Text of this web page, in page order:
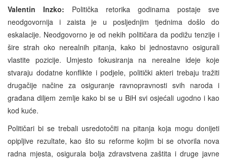
Valentin Inzko: Politička retorika godinama postaje sve
neodgovornija i zaista je u posljednjim tjednima došlo do
eskalacije. Neodgovorno je od nekih političara da podižu tenzije i
šire strah oko nerealnih pitanja, kako bi jednostavno osigurali
vlastite pozicije. Umjesto fokusiranja na nerealne ideje koje
stvaraju dodatne konflikte i podjele, politički akteri trebaju tražiti
drugačije načine za osiguranje ravnopravnosti svih naroda i
građana diljem zemlje kako bi se u BiH svi osjećali ugodno i kao
kod kuće.
Političari bi se trebali usredotočiti na pitanja koja mogu donijeti
opipljive rezultate, kao što su reforme kojim bi se otvorila nova
radna mjesta, osigurala bolja zdravstvena zaštita i druge javne